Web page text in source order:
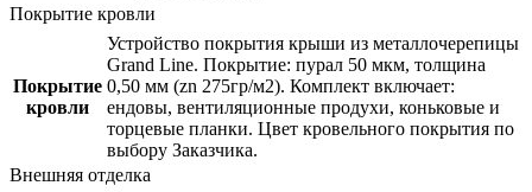
Покрытие кровли
Покрытие
кровли
Устройство покрытия крыши из металлочерепицы
Grand Line. Покрытие: пурал 50 мкм, толщина
0,50 мм (zn 275гр/м2). Комплект включает:
ендовы, вентиляционные продухи, коньковые и
торцевые планки. Цвет кровельного покрытия по
выбору Заказчика.
Внешняя отделка